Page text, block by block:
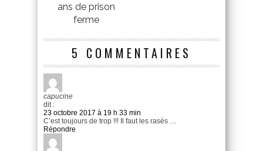
ans de prison
ferme
5 COMMENTAIRES
capucine
dit :
23 octobre 2017 à 19 h 33 min
C’est toujours de trop !!! Il faut les rasés …
Répondre